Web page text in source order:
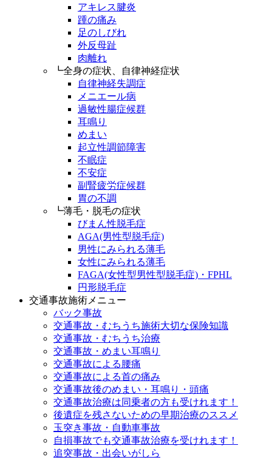
アキレス腱炎
踵の痛み
足のしびれ
外反母趾
肉離れ
┗全身の症状、自律神経症状
自律神経失調症
メニエール病
過敏性腸症候群
耳鳴り
めまい
起立性調節障害
不眠症
不安症
副腎疲労症候群
胃の不調
┗薄毛・脱毛の症状
びまん性脱毛症
AGA(男性型脱毛症)
男性にみられる薄毛
女性にみられる薄毛
FAGA(女性型男性型脱毛症)・FPHL
円形脱毛症
交通事故施術メニュー
バック事故
交通事故・むちうち施術大切な保険知識
交通事故・むちうち治療
交通事故・めまい耳鳴り
交通事故による腰痛
交通事故による首の痛み
交通事故後のめまい・耳鳴り・頭痛
交通事故治療は同乗者の方も受けれます！
後遺症を残さないための早期治療のススメ
玉突き事故・自動車事故
自損事故でも交通事故治療を受けれます！
追突事故・出会いがしら